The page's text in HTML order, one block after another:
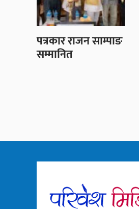
पत्रकार राजन साम्पाङ
सम्मानित